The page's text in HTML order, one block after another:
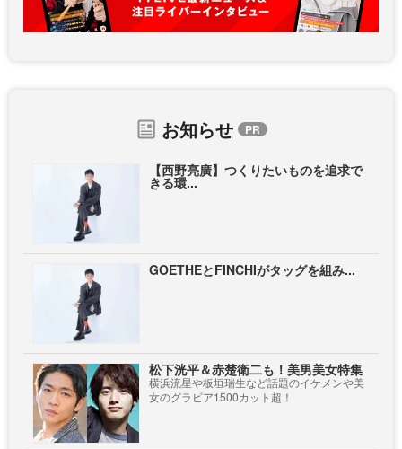
お知らせ
【西野亮廣】つくりたいものを追求で
きる環...
GOETHEとFINCHIがタッグを組み...
松下洸平＆赤楚衛二も！美男美女特集
横浜流星や板垣瑞生など話題のイケメンや美
女のグラビア1500カット超！